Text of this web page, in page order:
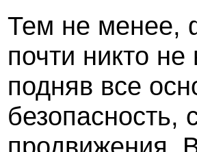
Тем не менее,
почти никто
подняв все
безопасность,
продвижения.